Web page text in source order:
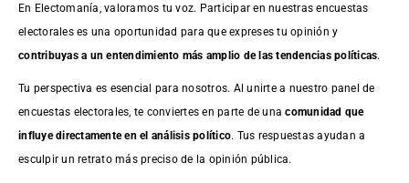
En Electomanía, valoramos tu voz. Participar en nuestras encuestas
electorales es una oportunidad para que expreses tu opinión y
contribuyas a un entendimiento más amplio de las tendencias políticas.
Tu perspectiva es esencial para nosotros. Al unirte a nuestro panel de
encuestas electorales, te conviertes en parte de unacomunidad que
influye directamente en el análisis político. Tus respuestas ayudan a
esculpir un retrato más preciso de la opinión pública.